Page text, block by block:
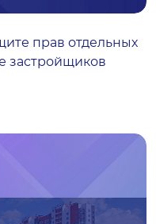
прав отдельных
застройщиков